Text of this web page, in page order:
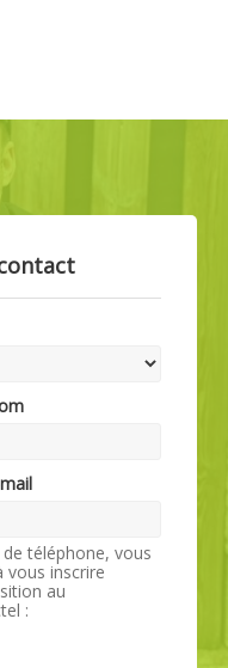
téléphone, vous
inscrire
au
: